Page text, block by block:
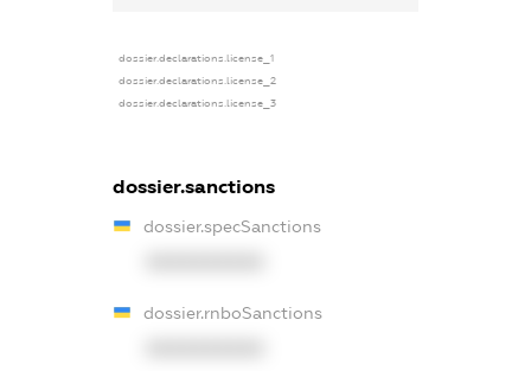
dossier.declarations.license_1
dossier.declarations.license_2
dossier.declarations.license_3
dossier.sanctions
dossier.specSanctions
dossier.rnboSanctions